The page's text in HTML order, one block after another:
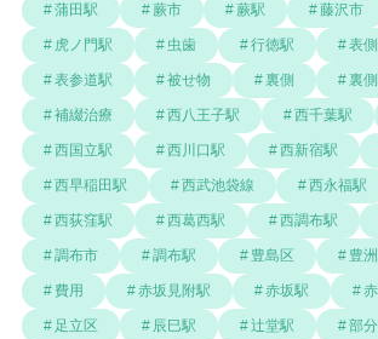
蒲田駅 蕨市 蕨駅 藤沢市
虎ノ門駅 虫歯 行徳駅 表側
表参道駅 被せ物 裏側 裏
補綴治療 西八王子駅 西千葉駅
西国立駅 西川口駅 西新宿駅
西早稲田駅 西武池袋線 西永福駅
西荻窪駅 西葛西駅 西調布駅
調布市 調布駅 豊島区 豊
費用 赤坂見附駅 赤坂駅
足立区 辰巳駅 辻堂駅 部